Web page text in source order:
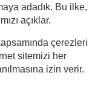
adadık. Bu ilke,
açıklar.
çerezleri
sitemizi her
izin verir.